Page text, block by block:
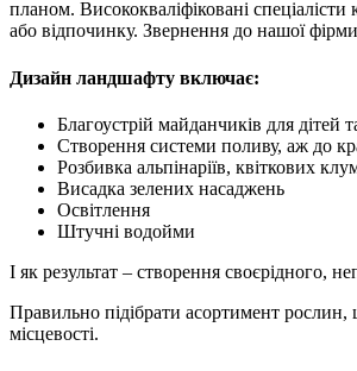
планом. Висококваліфіковані
або відпочинку. Звернення до нашої
Дизайн ландшафту включає:
Благоустрій майданчиків для дітей
Створення системи поливу, аж до
Розбивка альпінаріїв, квіткових
Висадка зелених насаджень
Освітлення
Штучні водойми
І як результат – створення своєрідного,
Правильно підібрати асортимент рослин,
місцевості.